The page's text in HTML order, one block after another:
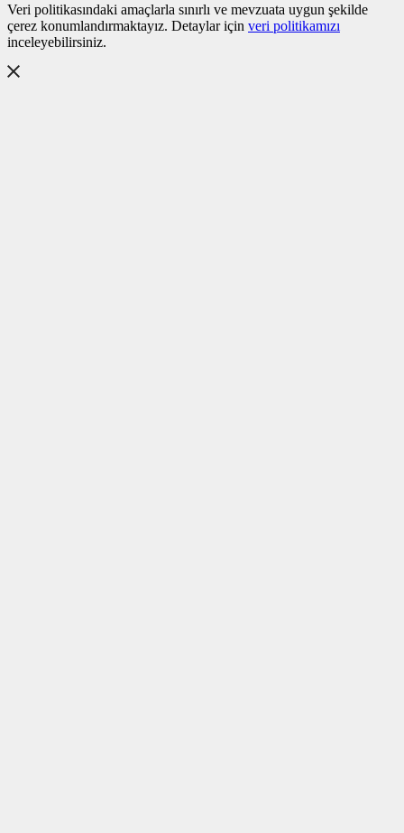
Veri politikasındaki amaçlarla sınırlı ve mevzuata uygun şekilde
çerez konumlandırmaktayız. Detaylar için veri politikamızı
inceleyebilirsiniz.